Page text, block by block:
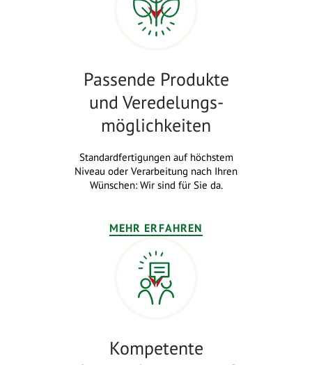
Passende Produkte
und Veredelungs-
möglichkeiten
Standardfertigungen auf höchstem
Niveau oder Verarbeitung nach Ihren
Wünschen: Wir sind für Sie da.
MEHR ERFAHREN
Kompetente